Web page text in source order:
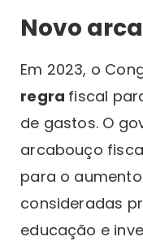
Novo
Em 2023, o
regra fiscal
de gastos. O
arcabouço
para o
consideradas
educação e